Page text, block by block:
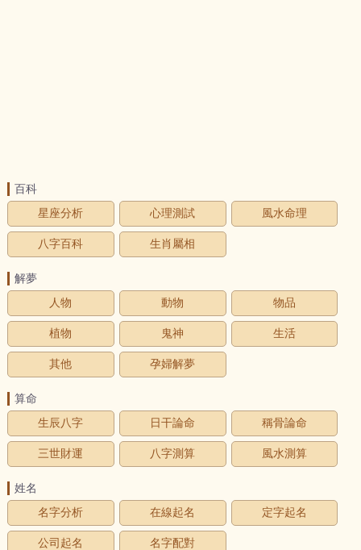
百科
星座分析
心理測試 風水命理
八字百科 生肖屬相
解夢
人物
動物 物品
植物 鬼神 生活
其他 孕婦解夢
算命
生辰八字
日干論命 稱骨論命
三世財運 八字測算 風水測算
姓名
名字分析
在線起名 定字起名
公司起名 名字配對